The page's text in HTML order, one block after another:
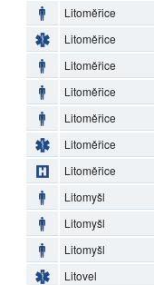
Litoměřice
Litoměřice
Litoměřice
Litoměřice
Litoměřice
Litoměřice
Litoměřice
Litomyšl
Litomyšl
Litomyšl
Litovel